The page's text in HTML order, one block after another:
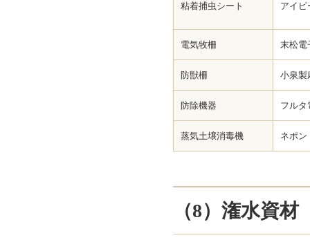
粘着捕虫シート アイピ
電気牧柵 末松電
防獣柵 小泉製
防除機器 フルタ
蒸気土壌消毒機 ネポン
（8）潅水資材